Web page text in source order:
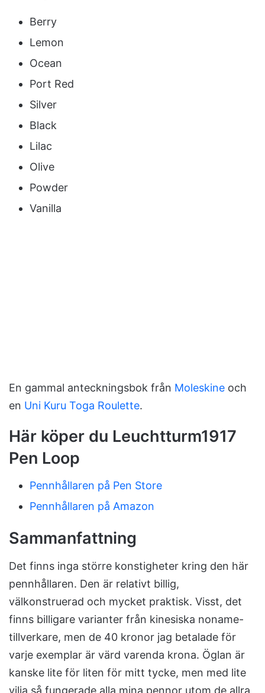
Berry
Lemon
Ocean
Port Red
Silver
Black
Lilac
Olive
Powder
Vanilla
En gammal anteckningsbok från Moleskine och
en Uni Kuru Toga Roulette.
Här köper du Leuchtturm1917
Pen Loop
Pennhållaren på Pen Store
Pennhållaren på Amazon
Sammanfattning
Det finns inga större konstigheter kring den här
pennhållaren. Den är relativt billig,
välkonstruerad och mycket praktisk. Visst, det
finns billigare varianter från kinesiska noname-
tillverkare, men de 40 kronor jag betalade för
varje exemplar är värd varenda krona. Öglan är
kanske lite för liten för mitt tycke, men med lite
vilja så fungerade alla mina pennor utom de allra